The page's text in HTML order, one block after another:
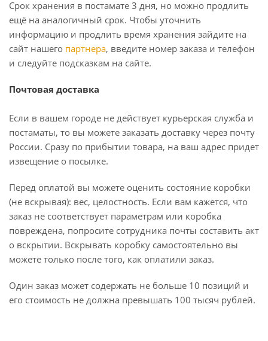
Срок хранения в постамате 3 дня, но можно продлить
ещё на аналогичный срок. Чтобы уточнить
информацию и продлить время хранения зайдите на
сайт нашего партнера, введите номер заказа и телефон
и следуйте подсказкам на сайте.
Почтовая доставка
Если в вашем городе не действует курьерская служба и
постаматы, то вы можете заказать доставку через почту
России. Сразу по прибытии товара, на ваш адрес придет
извещение о посылке.
Перед оплатой вы можете оценить состояние коробки
(не вскрывая): вес, целостность. Если вам кажется, что
заказ не соответствует параметрам или коробка
повреждена, попросите сотрудника почты составить акт
о вскрытии. Вскрывать коробку самостоятельно вы
можете только после того, как оплатили заказ.
Один заказ может содержать не больше 10 позиций и
его стоимость не должна превышать 100 тысяч рублей.